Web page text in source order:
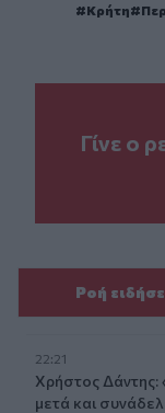
Κρήτη
Γίνε ο
Ροή
22:21
Χρήστος Δάντης:
μετά και